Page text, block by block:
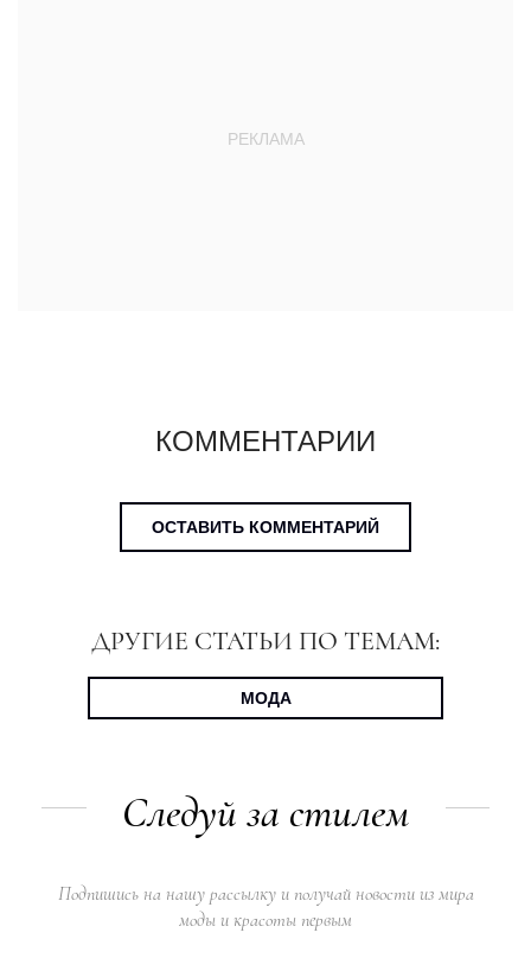
КОММЕНТАРИИ
ОСТАВИТЬ КОММЕНТАРИЙ
ДРУГИЕ СТАТЬИ ПО ТЕМАМ:
МОДА
Следуй за стилем
Подпишись на нашу рассылку и получай новости из мира
моды и красоты первым